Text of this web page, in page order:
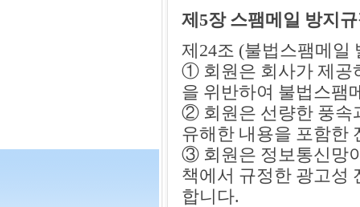
제5장 스팸메일 방지
제24조 (불법스팸메일
① 회원은 회사가 제공
을 위반하여 불법스팸
② 회원은 선량한 풍속
유해한 내용을 포함한
③ 회원은 정보통신망
책에서 규정한 광고성
합니다.